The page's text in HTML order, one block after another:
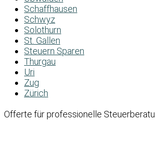
Schaffhausen
Schwyz
Solothurn
St. Gallen
Steuern Sparen
Thurgau
Uri
Zug
Zürich
Offerte für professionelle